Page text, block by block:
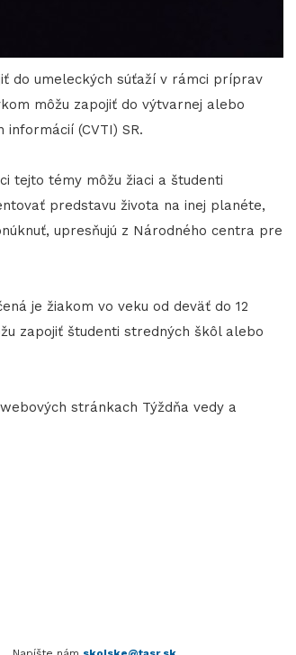
do umeleckých súťaží v rámci príprav
môžu zapojiť do výtvarnej alebo
(CVTI) SR.
tejto témy môžu žiaci a študenti
predstavu života na inej planéte,
upresňujú z Národného centra pre
je žiakom vo veku od deväť do 12
zapojiť študenti stredných škôl alebo
stránkach Týždňa vedy a